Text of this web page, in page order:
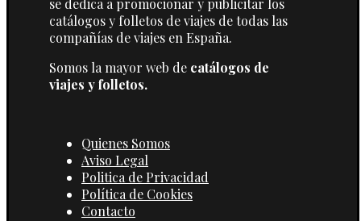
se dedica a promocionar y publicitar los
catálogos y folletos de viajes de todas las
compañías de viajes en España.
Somos la mayor web de catálogos de
viajes y folletos.
Quienes Somos
Aviso Legal
Politica de Privacidad
Política de Cookies
Contacto